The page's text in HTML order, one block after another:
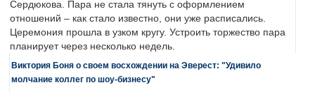
Сердюкова. Пара не стала тянуть с оформлением
отношений – как стало известно, они уже расписались.
Церемония прошла в узком кругу. Устроить торжество пара
планирует через несколько недель.
Виктория Боня о своем восхождении на Эверест: "Удивило
молчание коллег по шоу-бизнесу"